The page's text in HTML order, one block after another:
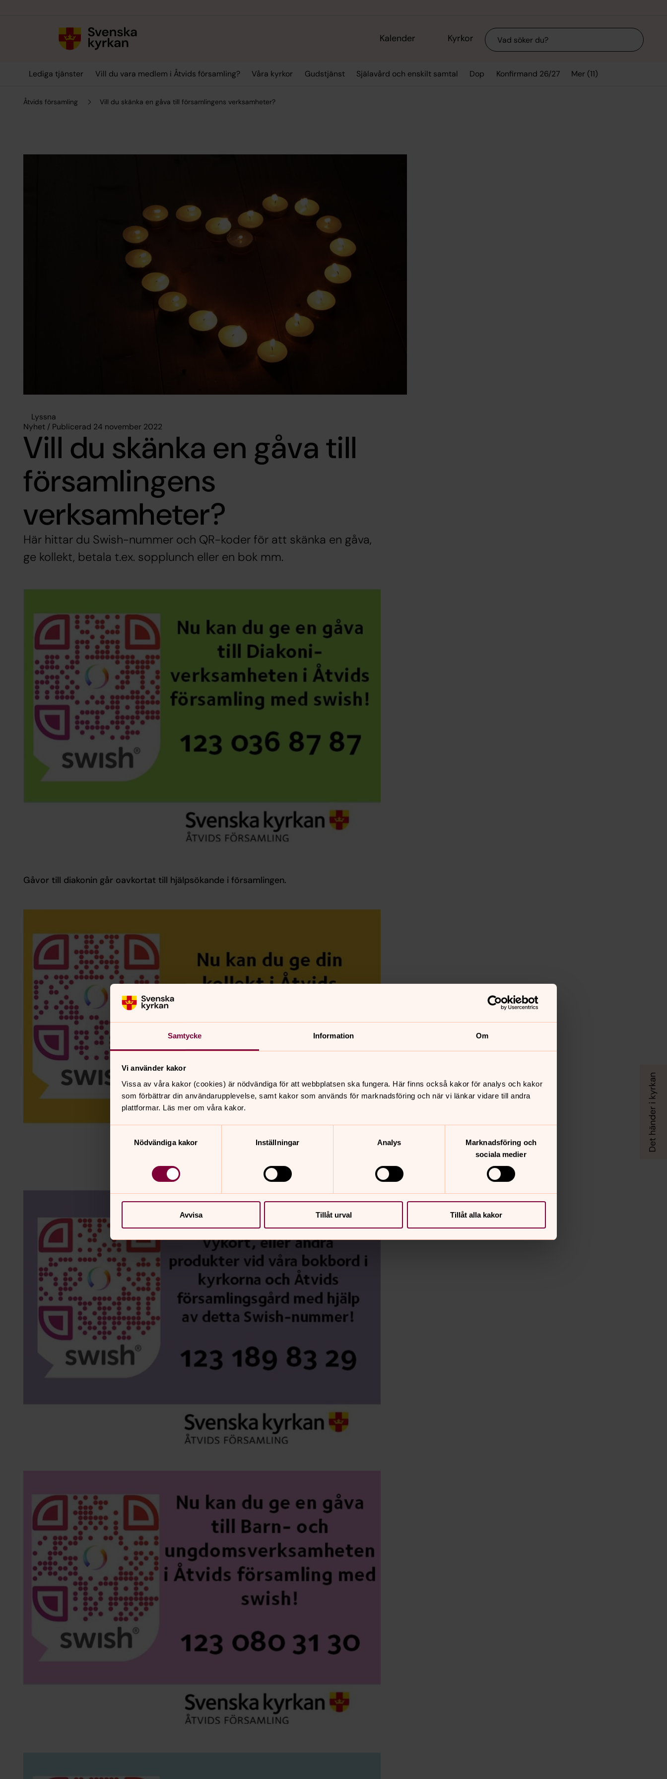
Samtycke Information Om
Vi använder kakor
Vissa av våra kakor (cookies) är nödvändiga för att webbplatsen ska fungera. Här finns också kakor för analys och kakor
som förbättrar din användarupplevelse, samt kakor som används för marknadsföring och när vi länkar vidare till andra
plattformar. Läs mer om våra kakor.
Nödvändiga kakor
Inställningar Analys
Marknadsföring och
sociala medier
Avvisa Tillåt urval Tillåt alla kakor
Kalender Kyrkor Sök
Lediga tjänster Vill du vara medlem i Åtvids församling? Våra kyrkor Gudstjänst Själavård och enskilt samtal Dop Konfirmand 26/27 Mer (11)
Åtvids församling Vill du skänka en gåva till församlingens verksamheter?
Lyssna
Nyhet / Publicerad 24 november 2022
Vill du skänka en gåva till
församlingens
verksamheter?
Här hittar du Swish-nummer och QR-koder för att skänka en gåva,
ge kollekt, betala t.ex. sopplunch eller en bok mm.
Gåvor till diakonin går oavkortat till hjälpsökande i församlingen.